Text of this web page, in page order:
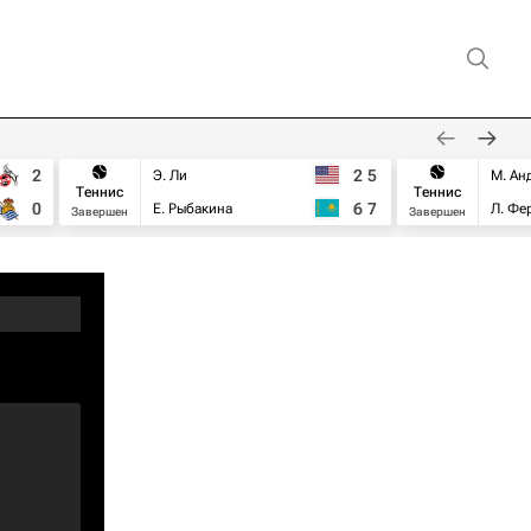
2
0
Теннис
Завершен
Э. Ли
Е. Рыбакина
2 5
6 7
Теннис
Завершен
М.
Л.